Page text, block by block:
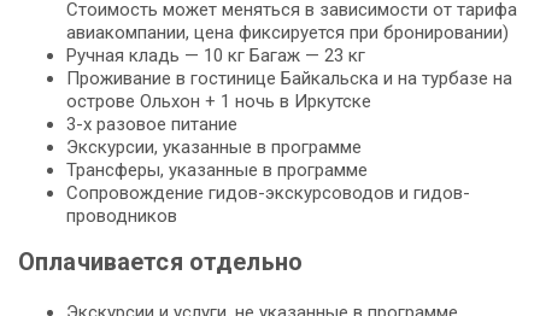
Стоимость может меняться в зависимости от тарифа
авиакомпании, цена фиксируется при бронировании)
Ручная кладь — 10 кг Багаж — 23 кг
Проживание в гостинице Байкальска и на турбазе на
острове Ольхон + 1 ночь в Иркутске
3-х разовое питание
Экскурсии, указанные в программе
Трансферы, указанные в программе
Сопровождение гидов-экскурсоводов и гидов-
проводников
Оплачивается отдельно